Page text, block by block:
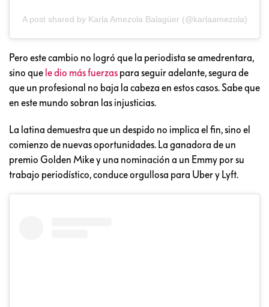
A post shared by Karla Amezola Balagüer (@karlaamezola)
Pero este cambio no logró que la periodista se amedrentara,
sino que le dio más fuerzas para seguir adelante, segura de
que un profesional no baja la cabeza en estos casos. Sabe que
en este mundo sobran las injusticias.
La latina demuestra que un despido no implica el fin, sino el
comienzo de nuevas oportunidades. La ganadora de un
premio Golden Mike y una nominación a un Emmy por su
trabajo periodístico, conduce orgullosa para Uber y Lyft.